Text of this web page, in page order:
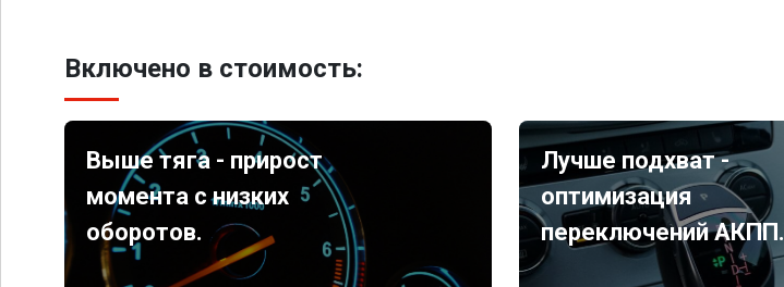
Включено в стоимость:
Выше тяга - прирост
момента с низких
оборотов.
Лучше подхват -
оптимизация
переключений АКПП.